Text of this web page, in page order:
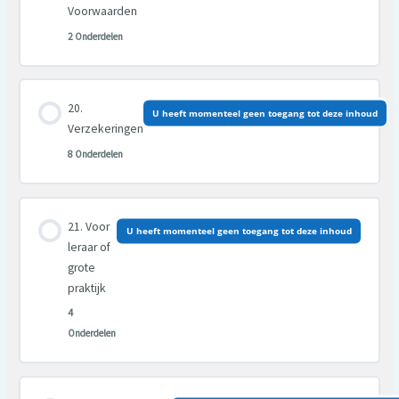
Voorwaarden
2 Onderdelen
0% VOLTOOID 0/2 Stappen
Verzekeringen
8 Onderdelen
U heeft momenteel geen toegang tot deze inhoud
0% VOLTOOID 0/8 Stappen
Voor
leraar of
grote
praktijk
4
Onderdelen
U heeft momenteel geen toegang tot deze inhoud